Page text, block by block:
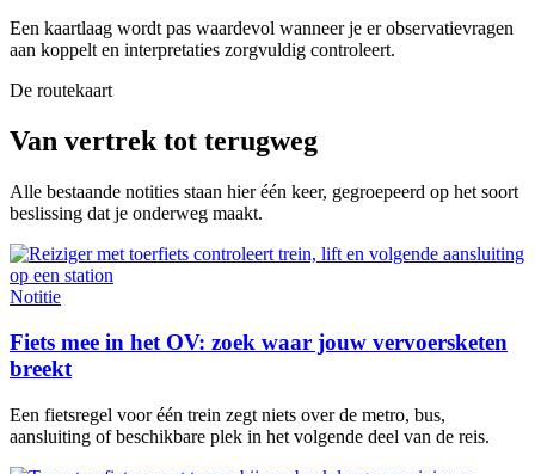
Een kaartlaag wordt pas waardevol wanneer je er observatievragen
aan koppelt en interpretaties zorgvuldig controleert.
De routekaart
Van vertrek tot terugweg
Alle bestaande notities staan hier één keer, gegroepeerd op het soort
beslissing dat je onderweg maakt.
Notitie
Fiets mee in het OV: zoek waar jouw vervoersketen
breekt
Een fietsregel voor één trein zegt niets over de metro, bus,
aansluiting of beschikbare plek in het volgende deel van de reis.